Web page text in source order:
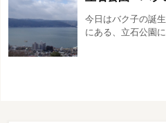
今日はバク子の誕
にある、立石公園